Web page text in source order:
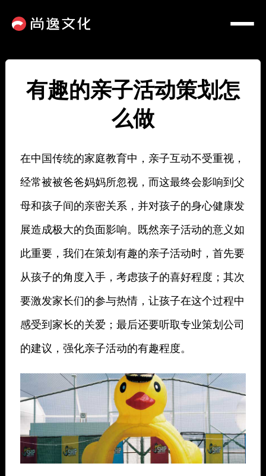
有趣的亲子活动策划怎
么做
在中国传统的家庭教育中，亲子互动不受重视，
经常被被爸爸妈妈所忽视，而这最终会影响到父
母和孩子间的亲密关系，并对孩子的身心健康发
展造成极大的负面影响。既然亲子活动的意义如
此重要，我们在策划有趣的亲子活动时，首先要
从孩子的角度入手，考虑孩子的喜好程度；其次
要激发家长们的参与热情，让孩子在这个过程中
感受到家长的关爱；最后还要听取专业策划公司
的建议，强化亲子活动的有趣程度。